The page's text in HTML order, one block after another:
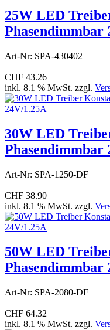
25W LED
Phasendimmbar
Art-Nr: SPA-430402
CHF 43.26
inkl. 8.1 % MwSt. zzgl.
30W LED
Phasendimmbar
Art-Nr: SPA-1250-DF
CHF 38.90
inkl. 8.1 % MwSt. zzgl.
50W LED
Phasendimmbar
Art-Nr: SPA-2080-DF
CHF 64.32
inkl. 8.1 % MwSt. zzgl.